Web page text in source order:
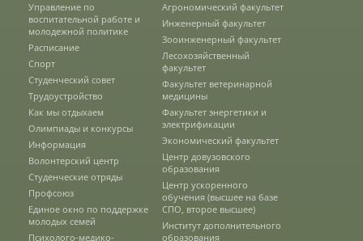
Контакты
Обратная связь
Банковские реквизиты
Наши услуги
Управление по
воспитательной работе и
молодежной политике
Расписание
Спорт
Студенческий совет
Трудоустройство
Как мы отдыхаем
Олимпиады и конкурсы
Информация
Волонтерский центр
Студенческие отряды
Профсоюз
Единое окно по поддержке
молодых семей
Психолого-медико-
Агрономический факультет
Инженерный факультет
Зооинженерный факультет
Лесохозяйственный
факультет
Факультет ветеринарной
медицины
Факультет энергетики и
электрификации
Экономический факультет
Центр довузовского
образования
Центр ускоренного
обучения (высшее на базе
СПО, второе высшее)
Институт дополнительного
образования